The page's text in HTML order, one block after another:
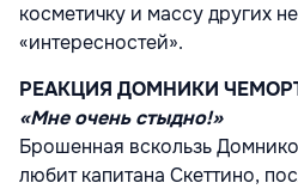
косметичку и массу других
«интересностей».
РЕАКЦИЯ ДОМНИКИ
«Мне очень стыдно!»
Брошенная вскользь
любит капитана Скеттино,